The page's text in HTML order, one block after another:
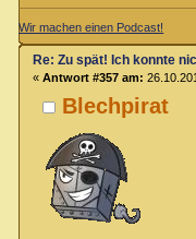
Wir machen einen Podcast!
Blechpirat
Re: Zu spät! Ich konnte
« Antwort #357 am: